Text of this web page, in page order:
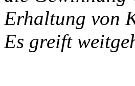
Erhaltung von
Es greift